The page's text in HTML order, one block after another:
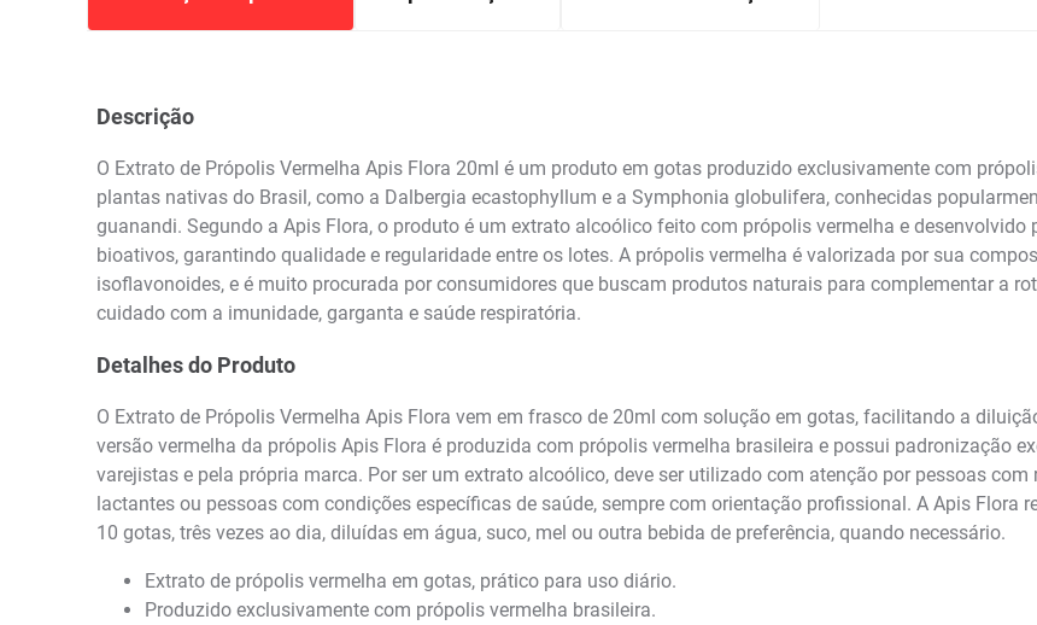
Descrição
O Extrato de Própolis Vermelha Apis Flora 20ml é um produto em gotas produzido exclusivamente com
plantas nativas do Brasil, como a Dalbergia ecastophyllum e a Symphonia globulifera, conhecidas
guanandi. Segundo a Apis Flora, o produto é um extrato alcoólico feito com própolis vermelha e
bioativos, garantindo qualidade e regularidade entre os lotes. A própolis vermelha é valorizada por sua
isoflavonoides, e é muito procurada por consumidores que buscam produtos naturais para complementar a
cuidado com a imunidade, garganta e saúde respiratória.
Detalhes do Produto
O Extrato de Própolis Vermelha Apis Flora vem em frasco de 20ml com solução em gotas, facilitando a
versão vermelha da própolis Apis Flora é produzida com própolis vermelha brasileira e possui padronização
varejistas e pela própria marca. Por ser um extrato alcoólico, deve ser utilizado com atenção por pessoas
lactantes ou pessoas com condições específicas de saúde, sempre com orientação profissional. A Apis Flora
10 gotas, três vezes ao dia, diluídas em água, suco, mel ou outra bebida de preferência, quando necessário.
Extrato de própolis vermelha em gotas, prático para uso diário.
Produzido exclusivamente com própolis vermelha brasileira.